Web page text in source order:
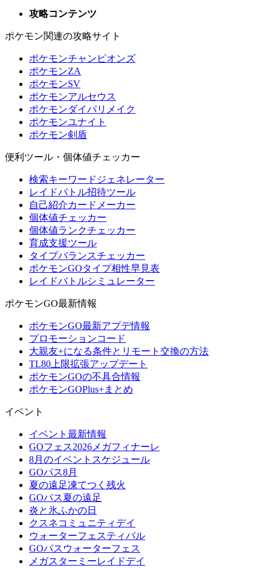
攻略コンテンツ
ポケモン関連の攻略サイト
ポケモンチャンピオンズ
ポケモンZA
ポケモンSV
ポケモンアルセウス
ポケモンダイパリメイク
ポケモンユナイト
ポケモン剣盾
便利ツール・個体値チェッカー
検索キーワードジェネレーター
レイドバトル招待ツール
自己紹介カードメーカー
個体値チェッカー
個体値ランクチェッカー
育成支援ツール
タイプバランスチェッカー
ポケモンGOタイプ相性早見表
レイドバトルシミュレーター
ポケモンGO最新情報
ポケモンGO最新アプデ情報
プロモーションコード
大親友+になる条件とリモート交換の方法
TL80上限拡張アップデート
ポケモンGOの不具合情報
ポケモンGOPlus+まとめ
イベント
イベント最新情報
GOフェス2026メガフィナーレ
8月のイベントスケジュール
GOパス8月
夏の遠足凍てつく残火
GOパス夏の遠足
炎と氷ふかの日
クスネコミュニティデイ
ウォーターフェスティバル
GOパスウォーターフェス
メガスターミーレイドデイ